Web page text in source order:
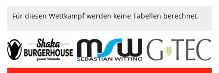
Für diesen Wettkampf werden keine Tabellen berechnet.